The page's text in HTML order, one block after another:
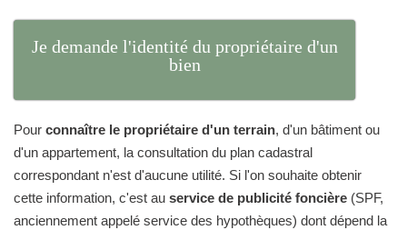
Je demande l'identité du propriétaire d'un
bien
Pour connaître le propriétaire d'un terrain, d'un bâtiment ou
d'un appartement, la consultation du plan cadastral
correspondant n'est d'aucune utilité. Si l'on souhaite obtenir
cette information, c'est au service de publicité foncière (SPF,
anciennement appelé service des hypothèques) dont dépend la